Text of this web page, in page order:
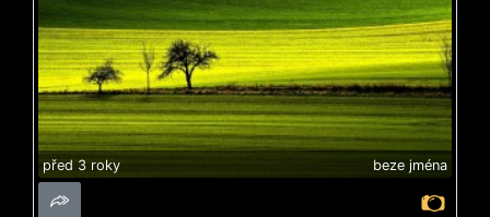
před 3 roky beze jména